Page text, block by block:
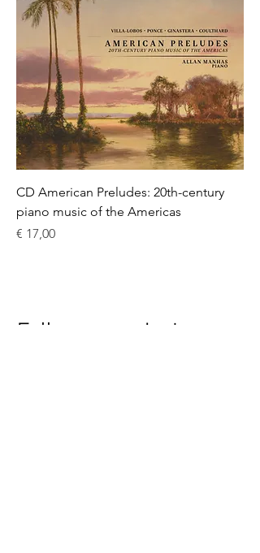
CD American Preludes: 20th-century
piano music of the Americas
Preço
€ 17,00
Follow us on Instagram